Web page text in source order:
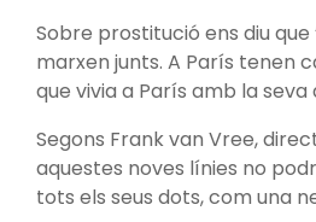
Sobre prostitució ens diu
marxen junts. A París tenen
que vivia a París amb la seva
Segons Frank van Vree,
aquestes noves línies no
tots els seus dots, com una